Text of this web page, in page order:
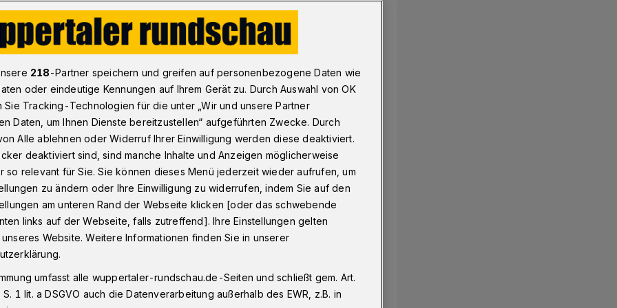
Wo ein Wille ist, da wartet ein Prellbock
im und am Bahnhof
da wartet ein
die Ungeduld. Seit über 20 Jahren
neu gestaltet wird. Geplant wurde,
kam es doch. Schließlich fingen die
gesperrt und so langsam möchten die
werden.
218-Partner speichern und greifen auf personenbezogene Daten wie
oder eindeutige Kennungen auf Ihrem Gerät zu. Durch Auswahl von OK
Sie Tracking-Technologien für die unter „Wir und unsere Partner
Daten, um Ihnen Dienste bereitzustellen“ aufgeführten Zwecke. Durch
Alle ablehnen oder Widerruf Ihrer Einwilligung werden diese deaktiviert.
deaktiviert sind, sind manche Inhalte und Anzeigen möglicherweise
so relevant für Sie. Sie können dieses Menü jederzeit wieder aufrufen, um
zu ändern oder Ihre Einwilligung zu widerrufen, indem Sie auf den
am unteren Rand der Webseite klicken [oder das schwebende
links auf der Webseite, falls zutreffend]. Ihre Einstellungen gelten
Website. Weitere Informationen finden Sie in unserer
umfasst alle wuppertaler-rundschau.de-Seiten und schließt gem. Art.
1 lit. a DSGVO auch die Datenverarbeitung außerhalb des EWR, z.B. in